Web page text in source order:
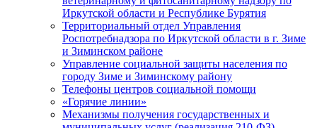
Иркутской области и Республике Бурятия
Территориальный отдел Управления
Роспотребнадзора по Иркутской области в г. Зиме
и Зиминском районе
Управление социальной защиты населения по
городу Зиме и Зиминскому району
Телефоны центров социальной помощи
«Горячие линии»
Механизмы получения государственных и